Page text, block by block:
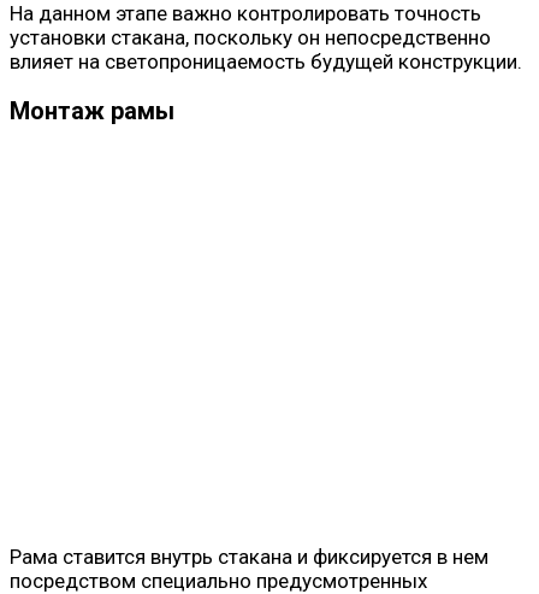
На данном этапе важно контролировать точность
установки стакана, поскольку он непосредственно
влияет на светопроницаемость будущей конструкции.
Монтаж рамы
Рама ставится внутрь стакана и фиксируется в нем
посредством специально предусмотренных